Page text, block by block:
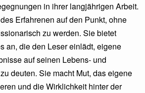
in ihrer langjährigen Arbeit.
Erfahrenen auf den Punkt, ohne
zu werden. Sie bietet
an, die den Leser einlädt, eigene
auf seinen Lebens- und
deuten. Sie macht Mut, das eigene
und die Wirklichkeit hinter der